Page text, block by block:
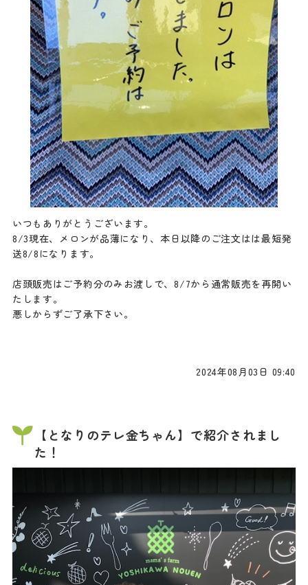
いつもありがとうございます。
8/3現在、メロンが品薄になり、本日以降のご注文はは最短発
送8/8になります。
店頭販売はご予約分のみお渡しで、8/7から通常販売を再開い
たします。
悪しからずご了承下さい。
2024年08月03日 09:40
【となりのテレ金ちゃん】で紹介されまし
た！